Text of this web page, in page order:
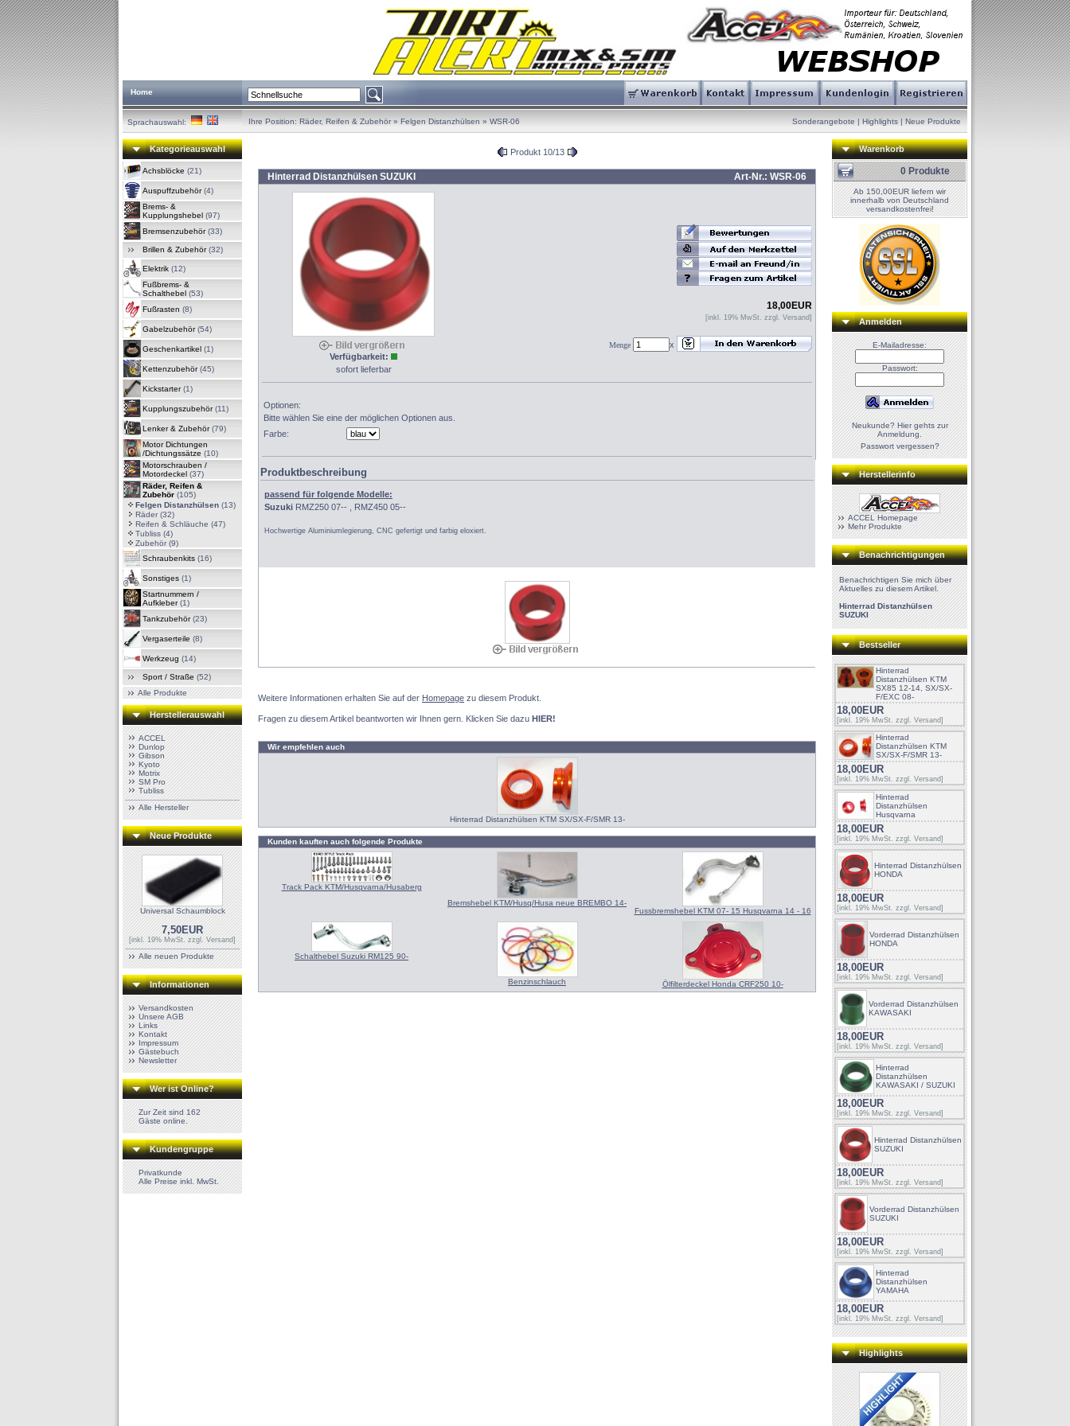
Home
Sprachauswahl: Ihre Position: Räder, Reifen & Zubehör» Felgen Distanzhülsen » WSR-06 Sonderangebote | Highlights | Neue Produkte
Kategorieauswahl
Achsblöcke (21)
Auspuffzubehör(4)
Brems- &
Kupplungshebel (97)
Bremsenzubehör(33)
Brillen & Zubehör(32)
Elektrik (12)
Fußbrems- &
Schalthebel (53)
Fußrasten (8)
Gabelzubehör(54)
Geschenkartikel (1)
Kettenzubehör(45)
Kickstarter(1)
Kupplungszubehör(11)
Lenker & Zubehör(79)
Motor Dichtungen
/Dichtungssätze (10)
Motorschrauben /
Motordeckel (37)
Räder, Reifen &
Zubehör (105)
Felgen Distanzhülsen (13)
Räder (32)
Reifen & Schläuche (47)
Tubliss (4)
Zubehör (9)
Schraubenkits (16)
Sonstiges (1)
Startnummern /
Aufkleber(1)
Tankzubehör(23)
Vergaserteile (8)
Werkzeug (14)
Sport / Straße (52)
Alle Produkte
Herstellerauswahl
ACCEL
Dunlop
Gibson
Kyoto
Motrix
SM Pro
Tubliss
Alle Hersteller
Neue Produkte
Universal Schaumblock
7,50EUR
[inkl. 19% MwSt. zzgl.Versand]
Alle neuen Produkte
Informationen
Versandkosten
Unsere AGB
Links
Kontakt
Impressum
Gästebuch
Newsletter
Wer ist Online?
Zur Zeit sind 162
Gäste online.
Kundengruppe
Privatkunde
Alle Preise inkl. MwSt.
Produkt 10/13
Hinterrad Distanzhülsen SUZUKI Art-Nr.: WSR-06
Verfügbarkeit:
sofort lieferbar
18,00EUR
[inkl. 19% MwSt. zzgl. Versand]
Menge x
Optionen:
Bitte wählen Sie eine der möglichen Optionen aus.
Farbe:
Produktbeschreibung
passend für folgende Modelle:
Suzuki RMZ250 07-- , RMZ450 05--
Hochwertige Aluminiumlegierung, CNC gefertigt und farbig eloxiert.
Weitere Informationen erhalten Sie auf der Homepage zu diesem Produkt.
Fragen zu diesem Artikel beantworten wir Ihnen gern. Klicken Sie dazu HIER!
Wir empfehlen auch
Hinterrad Distanzhülsen KTM SX/SX-F/SMR 13-
Kunden kauften auch folgende Produkte
Track Pack KTM/Husqvarna/Husaberg
Bremshebel KTM/Husq/Husa neue BREMBO 14-
Fussbremshebel KTM 07- 15 Husqvarna 14 - 16
Schalthebel Suzuki RM125 90-
Benzinschlauch Ölfilterdeckel Honda CRF250 10-
Warenkorb
0 Produkte
Ab 150,00EUR liefern wir
innerhalb von Deutschland
versandkostenfrei!
Anmelden
E-Mailadresse:
Passwort:
Neukunde? Hier gehts zur
Anmeldung.
Passwort vergessen?
Herstellerinfo
ACCEL Homepage
Mehr Produkte
Benachrichtigungen
Benachrichtigen Sie mich über
Aktuelles zu diesem Artikel.
Hinterrad Distanzhülsen
SUZUKI
Bestseller
Hinterrad
Distanzhülsen KTM
SX85 12-14, SX/SX-
F/EXC 08-
18,00EUR
[inkl. 19% MwSt. zzgl. Versand]
Hinterrad
Distanzhülsen KTM
SX/SX-F/SMR 13-
18,00EUR
[inkl. 19% MwSt. zzgl. Versand]
Hinterrad
Distanzhülsen
Husqvarna
18,00EUR
[inkl. 19% MwSt. zzgl. Versand]
Hinterrad Distanzhülsen
HONDA
18,00EUR
[inkl. 19% MwSt. zzgl. Versand]
Vorderrad Distanzhülsen
HONDA
18,00EUR
[inkl. 19% MwSt. zzgl. Versand]
Vorderrad Distanzhülsen
KAWASAKI
18,00EUR
[inkl. 19% MwSt. zzgl. Versand]
Hinterrad
Distanzhülsen
KAWASAKI / SUZUKI
18,00EUR
[inkl. 19% MwSt. zzgl. Versand]
Hinterrad Distanzhülsen
SUZUKI
18,00EUR
[inkl. 19% MwSt. zzgl. Versand]
Vorderrad Distanzhülsen
SUZUKI
18,00EUR
[inkl. 19% MwSt. zzgl. Versand]
Hinterrad
Distanzhülsen
YAMAHA
18,00EUR
[inkl. 19% MwSt. zzgl. Versand]
Highlights